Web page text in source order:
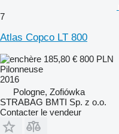
7
Atlas Copco LT 800
185,80 € 800 PLN
Pilonneuse
2016
Pologne, Zofiówka
STRABAG BMTI Sp. z o.o.
Contacter le vendeur